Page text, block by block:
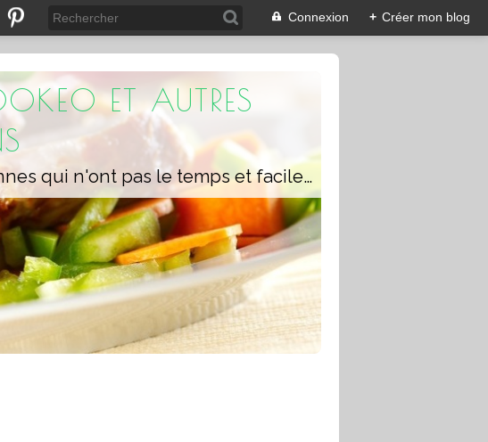
Connexion + Créer mon blog
ET AUTRES
Un blog composé de recettes rapides à réaliser pour les personnes qui n'ont pas le temps et faciles pour pouvoir se régaler ou régaler toute la famille avec ou sans robot